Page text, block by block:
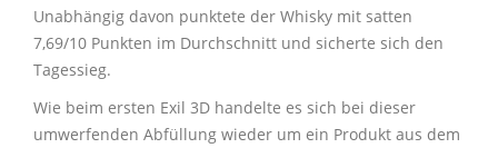
Unabhängig davon punktete der Whisky mit satten
7,69/10 Punkten im Durchschnitt und sicherte sich den
Tagessieg.
Wie beim ersten Exil 3D handelte es sich bei dieser
umwerfenden Abfüllung wieder um ein Produkt aus dem